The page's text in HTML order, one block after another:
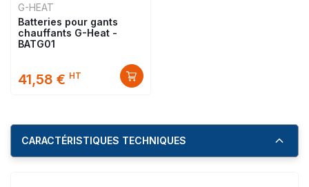
G-HEAT
Batteries pour gants
chauffants G-Heat -
BATG01
41,58 € HT
CARACTÉRISTIQUES TECHNIQUES